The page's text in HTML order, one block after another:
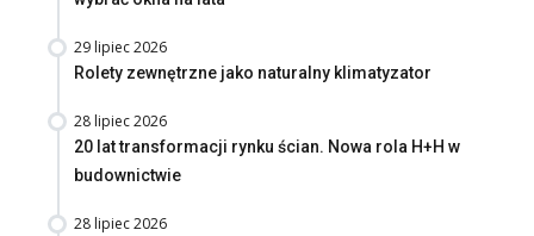
29 lipiec 2026
Rolety zewnętrzne jako naturalny klimatyzator
28 lipiec 2026
20 lat transformacji rynku ścian. Nowa rola H+H w
budownictwie
28 lipiec 2026